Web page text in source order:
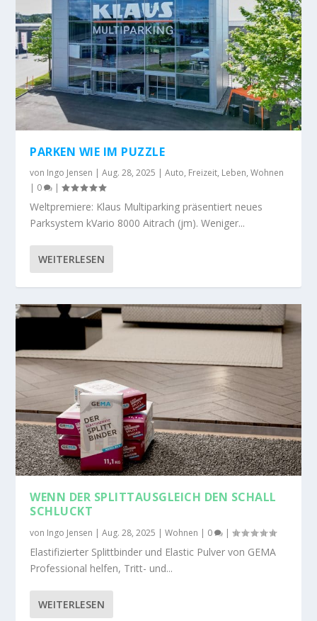
PARKEN WIE IM PUZZLE
von Ingo Jensen |Aug. 28, 2025 |Auto, Freizeit, Leben,Wohnen
| 0 |
Weltpremiere: Klaus Multiparking präsentiert neues
Parksystem kVario 8000 Aitrach (jm). Weniger...
WEITERLESEN
WENN DER SPLITTAUSGLEICH DEN SCHALL
SCHLUCKT
von Ingo Jensen |Aug. 28, 2025 |Wohnen | 0 |
Elastifizierter Splittbinder und Elastic Pulver von GEMA
Professional helfen, Tritt- und...
WEITERLESEN